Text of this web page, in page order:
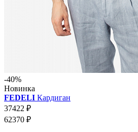
-40%
Новинка
FEDELI Кардиган
37422 ₽
62370 ₽